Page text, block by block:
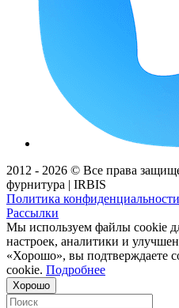
2012 - 2026 © Все права
фурнитура | IRBIS
Политика конфиденциальности
Рассылки
Мы используем файлы cookie
настроек, аналитики и
«Хорошо», вы подтверждаете
cookie. Подробнее
Хорошо